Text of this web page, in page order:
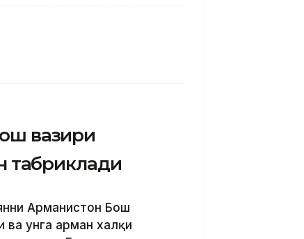
вазири
табриклади
Арманистон Бош
ва унга арман халқи